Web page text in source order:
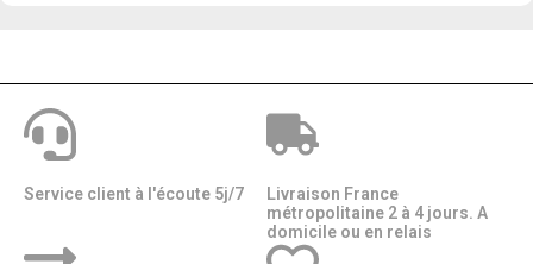
Service client à l'écoute 5j/7
Livraison France
métropolitaine 2 à 4 jours. A
domicile ou en relais​​